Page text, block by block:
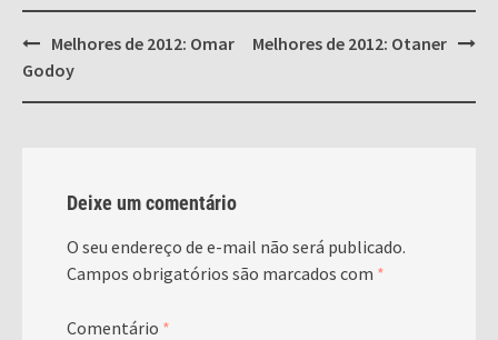
Post
navigation
Melhores de 2012: Omar
Godoy
Melhores de 2012: Otaner
Deixe um comentário
O seu endereço de e-mail não será publicado.
Campos obrigatórios são marcados com *
Comentário *